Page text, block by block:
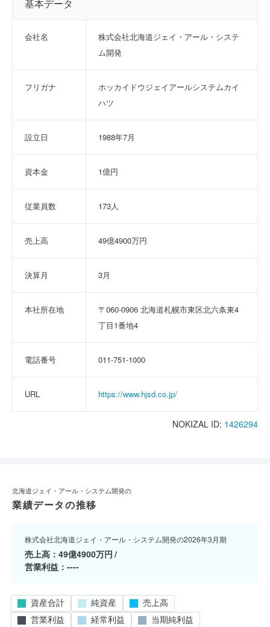
基本データ
会社名
株式会社北海道ジェイ・アール・システ
ム開発
フリガナ
ホッカイドウジェイアールシステムカイ
ハツ
設立日 1988年7月
資本金 1億円
従業員数 173人
売上高 49億4900万円
決算月 3月
本社所在地
〒060-0906 北海道札幌市東区北六条東4
丁目1番地4
電話番号 011-751-1000
URL https://www.hjsd.co.jp/
NOKIZAL ID: 1426294
北海道ジェイ・アール・システム開発の
業績データの推移
株式会社北海道ジェイ・アール・システム開発の2026年3月期
売上高
49億4900万円
営業利益
----
資産合計 純資産
売上高
営業利益
経常利益 当期純利益